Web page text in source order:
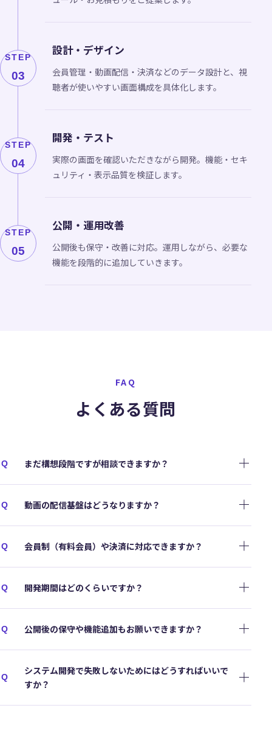
STEP
03
設計・デザイン
会員管理・動画配信・決済などのデータ設計と、視
聴者が使いやすい画面構成を具体化します。
STEP
04
開発・テスト
実際の画面を確認いただきながら開発。機能・セキ
ュリティ・表示品質を検証します。
STEP
05
公開・運用改善
公開後も保守・改善に対応。運用しながら、必要な
機能を段階的に追加していきます。
FAQ
よくある質問
Q まだ構想段階ですが相談できますか？
Q 動画の配信基盤はどうなりますか？
Q 会員制（有料会員）や決済に対応できますか？
Q 開発期間はどのくらいですか？
Q 公開後の保守や機能追加もお願いできますか？
Q
システム開発で失敗しないためにはどうすればいいで
すか？